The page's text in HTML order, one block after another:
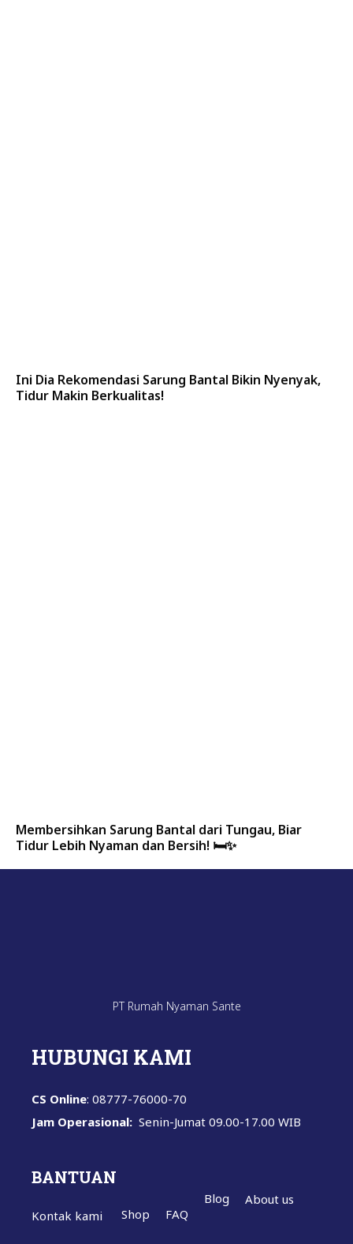
Ini Dia Rekomendasi Sarung Bantal Bikin Nyenyak,
Tidur Makin Berkualitas!
Membersihkan Sarung Bantal dari Tungau, Biar
Tidur Lebih Nyaman dan Bersih! 🛏️✨
PT Rumah Nyaman Sante
HUBUNGI KAMI
CS Online: 08777-76000-70
Jam Operasional: Senin-Jumat 09.00-17.00 WIB
BANTUAN
Kontak kami Shop FAQ
Blog About us